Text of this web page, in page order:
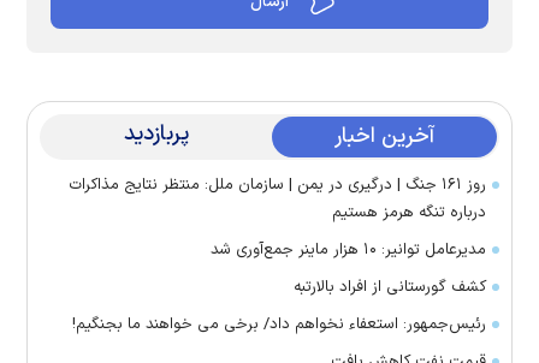
آخرین اخبار پربازدید
روز ۱۶۱ جنگ | درگیری در یمن | سازمان ملل: منتظر نتایج مذاکرات
درباره تنگه هرمز هستیم
مدیرعامل توانیر: ۱۰ هزار ماینر جمع‌آوری شد
کشف گورستانی از افراد بالارتبه
رئیس‌جمهور: استعفاء نخواهم داد/ برخی می خواهند ما بجنگیم!